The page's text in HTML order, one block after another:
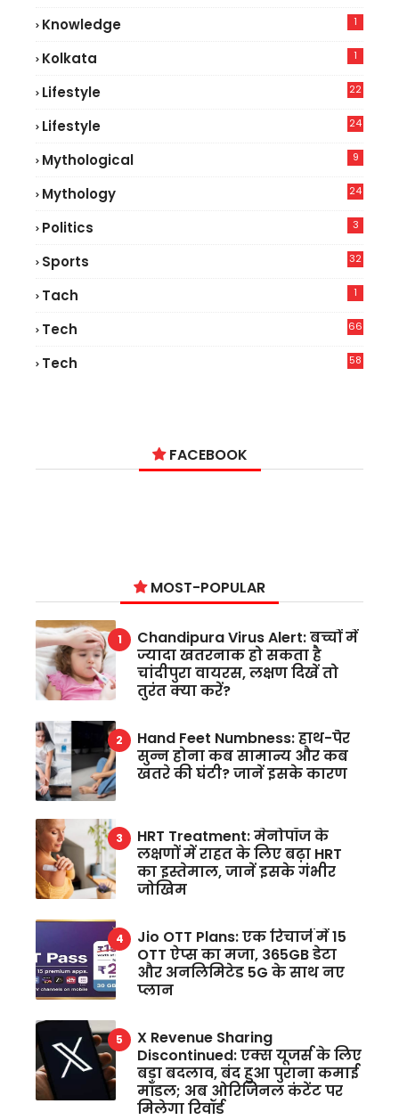
Knowledge 1
Kolkata 1
Lifestyle
22
Lifestyle
24
Mythological 9
Mythology 24
Politics 3
Sports 32
Tach 1
Tech
66
Tech
58
FACEBOOK
MOST-POPULAR
Chandipura Virus Alert: बच्चों में
ज्यादा खतरनाक हो सकता है
चांदीपुरा वायरस, लक्षण दिखें तो
तुरंत क्या करें?
Hand Feet Numbness: हाथ-पैर
सुन्न होना कब सामान्य और कब
खतरे की घंटी? जानें इसके कारण
HRT Treatment: मेनोपॉज के
लक्षणों में राहत के लिए बढ़ा HRT
का इस्तेमाल, जानें इसके गंभीर
जोखिम
Jio OTT Plans: एक रिचार्ज में 15
OTT ऐप्स का मजा, 365GB डेटा
और अनलिमिटेड 5G के साथ नए
प्लान
X Revenue Sharing
Discontinued: एक्स यूजर्स के लिए
बड़ा बदलाव, बंद हुआ पुराना कमाई
मॉडल; अब ओरिजिनल कंटेंट पर
मिलेगा रिवॉर्ड